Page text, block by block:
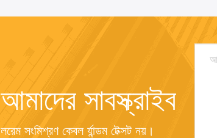
আমাদের সাবস্ক্রাইব
লরেম সংমিশ্রণ কেবল র্যান্ডম টেক্সট নয়।